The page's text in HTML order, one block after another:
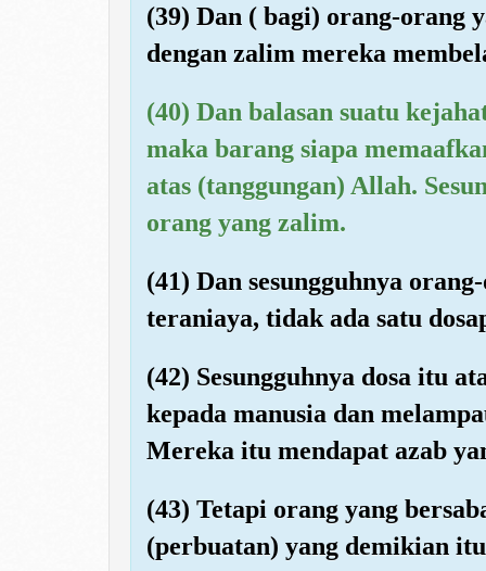
(39) Dan ( bagi) orang-orang
dengan zalim mereka
(40) Dan balasan suatu
maka barang siapa
atas (tanggungan) Allah.
orang yang zalim.
(41) Dan sesungguhnya
teraniaya, tidak ada satu
(42) Sesungguhnya dosa itu
kepada manusia dan
Mereka itu mendapat azab
(43) Tetapi orang yang
(perbuatan) yang demikian